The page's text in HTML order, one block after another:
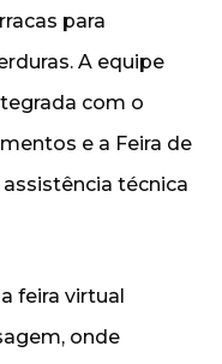
para
A equipe
com o
e a Feira de
técnica
feira virtual
onde